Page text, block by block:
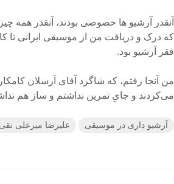
آنقدر آرشیو ها خصوصی بودند، آنقدر همه
فقر آرشیو بود.
من آنجا رفتم، که شاگرد آقای اَرسلان
می‌‌کردند و جایِ تمرین نداشتم و ساز هم
آرشیو داری در موسیقی علیرضا میرعلی نقی